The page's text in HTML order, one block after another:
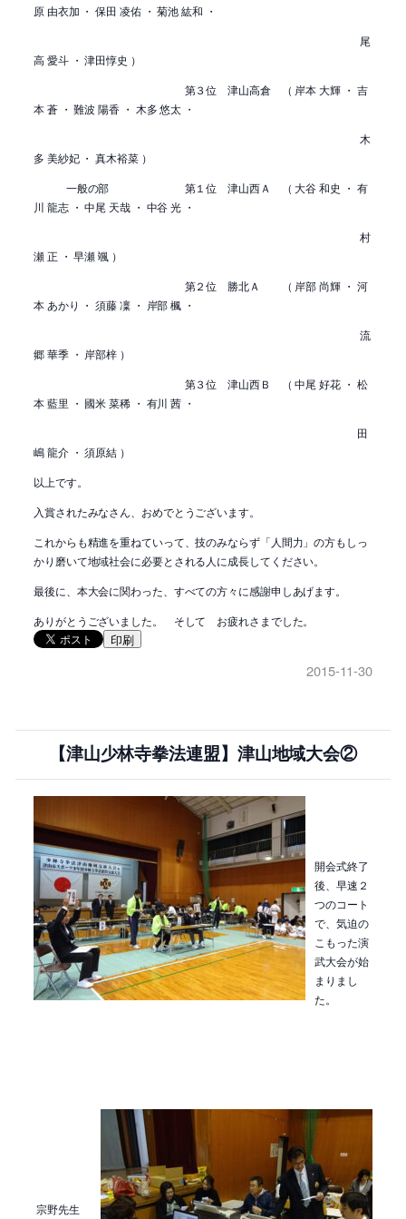
原 由衣加 ・ 保田 凌佑 ・ 菊池 紘和 ・
尾
高 愛斗 ・ 津田惇史 ）
第３位 津山高倉 （ 岸本 大輝 ・ 吉
本 蒼 ・ 難波 陽香 ・ 木多 悠太 ・
木
多 美紗妃 ・ 真木裕菜 ）
一般の部 第１位 津山西Ａ （ 大谷 和史 ・ 有
川 龍志 ・ 中尾 天哉 ・ 中谷 光 ・
村
瀬 正 ・ 早瀬 颯 ）
第２位 勝北Ａ （ 岸部 尚輝 ・ 河
本 あかり ・ 須藤 凜 ・ 岸部 楓 ・
流
郷 華季 ・ 岸部梓 ）
第３位 津山西Ｂ （ 中尾 好花 ・ 松
本 藍里 ・ 國米 菜稀 ・ 有川 茜 ・
田
嶋 龍介 ・ 須原結 ）
以上です。
入賞されたみなさん、おめでとうございます。
これからも精進を重ねていって、技のみならず「人間力」の方もしっ
かり磨いて地域社会に必要とされる人に成長してください。
最後に、本大会に関わった、すべての方々に感謝申しあげます。
ありがとうございました。 そして お疲れさまでした。
印刷
2015-11-30
【津山少林寺拳法連盟】津山地域大会②
開会式終了
後、早速２
つのコート
で、気迫の
こもった演
武大会が始
まりまし
た。
宗野先生